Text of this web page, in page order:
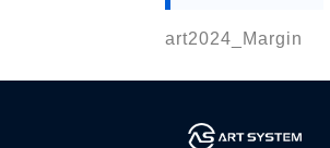
art2024_Margin